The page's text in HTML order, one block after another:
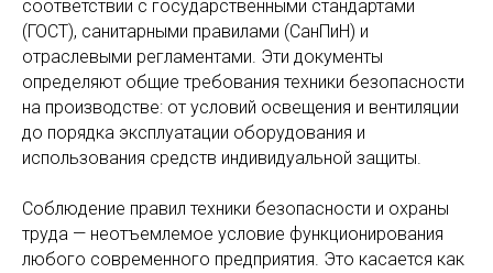
соответствии с государственными стандартами
(ГОСТ), санитарными правилами (СанПиН) и
отраслевыми регламентами. Эти документы
определяют общие требования техники безопасности
на производстве: от условий освещения и вентиляции
до порядка эксплуатации оборудования и
использования средств индивидуальной защиты.
Соблюдение правил техники безопасности и охраны
труда — неотъемлемое условие функционирования
любого современного предприятия. Это касается как